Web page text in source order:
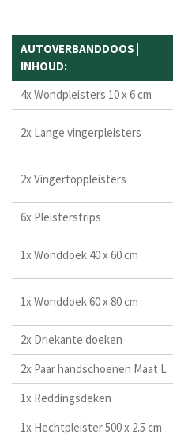
AUTOVERBANDDOOS |
INHOUD:
4x Wondpleisters 10 x 6 cm
2x Lange vingerpleisters
2x Vingertoppleisters
6x Pleisterstrips
1x Wonddoek 40 x 60 cm
1x Wonddoek 60 x 80 cm
2x Driekante doeken
2x Paar handschoenen Maat L
1x Reddingsdeken
1x Hechtpleister 500 x 2.5 cm